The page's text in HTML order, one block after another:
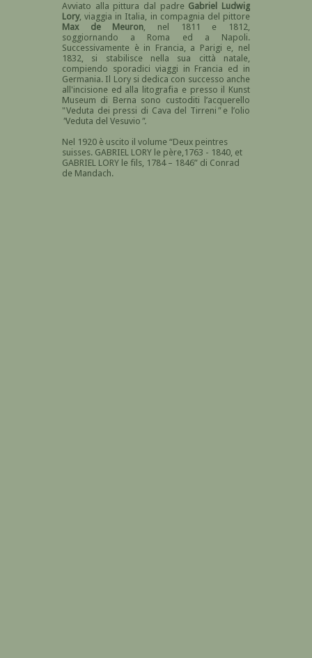
Avviato alla pittura dal padre Gabriel Ludwig
Lory, viaggia in Italia, in compagnia del pittore
Max de Meuron, nel 1811 e 1812,
soggiornando a Roma ed a Napoli.
Successivamente è in Francia, a Parigi e, nel
1832, si stabilisce nella sua città natale,
compiendo sporadici viaggi in Francia ed in
Germania. Il Lory si dedica con successo anche
all'incisione ed alla litografia e presso il Kunst
Museum di Berna sono custoditi l’acquerello
"Veduta dei pressi di Cava del Tirreni "e l’olio
"Veduta del Vesuvio ".
Nel 1920 è uscito il volume “Deux peintres
suisses. GABRIEL LORY le père,1763 - 1840, et
GABRIEL LORY le fils, 1784 – 1846” di Conrad
de Mandach.